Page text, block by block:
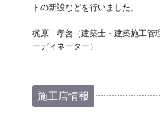
トの新設などを行いました。
梶原 孝啓（建築士・建築施工管
ーディネーター）
施工店情報